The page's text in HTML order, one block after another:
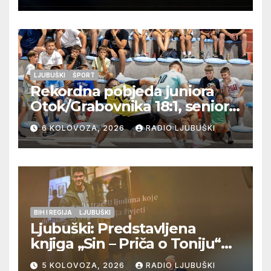
LJUBUŠKI ŠPORT
Rekordna pobjeda juniora
Otok/Grabovnika 18:1, seniori
Pregrađa u četvrtfinalu,
Veljaci i Cerno/Crnopod u
doigravanju, Grljevići završili
natjecanje
6 KOLOVOZA, 2026 RADIO LJUBUŠKI
BIH I REGIJA LJUBUŠKI
Ljubuški: Predstavljena
knjiga „Sin – Priča o Toniju“
dr. sc. Zdenka Hercega
5 KOLOVOZA, 2026 RADIO LJUBUŠKI